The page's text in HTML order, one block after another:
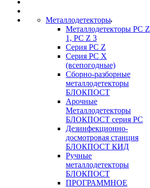
Металлодетекторы
Металлодетекторы РС Z
1, PC Z 3
Серия РС Z
Серия РС X
(всепогодные)
Сборно-разборные
металлодетекторы
БЛОКПОСТ
Арочные
Металлодетекторы
БЛОКПОСТ серия РС
Дезинфекционно-
досмотровая станция
БЛОКПОСТ КИД
Ручные
металлодетекторы
БЛОКПОСТ
ПРОГРАММНОЕ